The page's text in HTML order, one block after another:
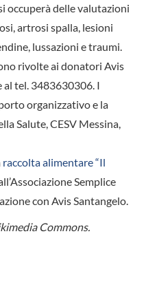
occuperà delle valutazioni
artrosi spalla, lesioni
lussazioni e traumi.
rivolte ai donatori Avis
al tel. 3483630306. I
organizzativo e la
Salute, CESV Messina,
raccolta alimentare “Il
Semplice
con Avis Santangelo.
Commons.